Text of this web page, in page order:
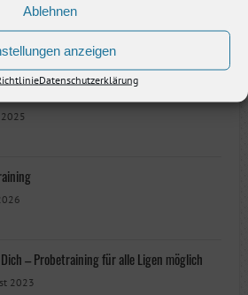
Ablehnen
anzeigen
Datenschutzerklärung
sich zum Saisonstart gleich 6 Punkte
2025
– Probetraining für alle Ligen möglich
2023